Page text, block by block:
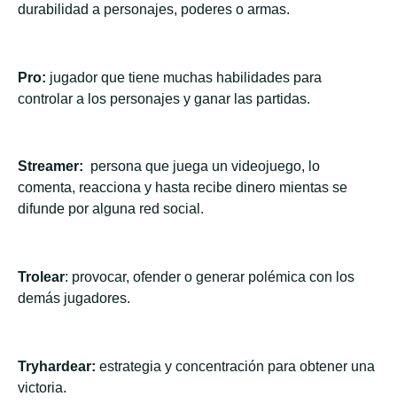
durabilidad a personajes, poderes o armas.
Pro: jugador que tiene muchas habilidades para
controlar a los personajes y ganar las partidas.
Streamer: persona que juega un videojuego, lo
comenta, reacciona y hasta recibe dinero mientas se
difunde por alguna red social.
Trolear: provocar, ofender o generar polémica con los
demás jugadores.
Tryhardear: estrategia y concentración para obtener una
victoria.